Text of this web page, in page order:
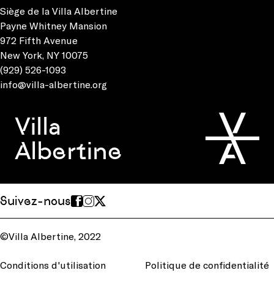
Siège de la Villa Albertine
Payne Whitney Mansion
972 Fifth Avenue
New York, NY 10075
(929) 526-1093
info@villa-albertine.org
Villa
Albertine
Suivez-nous
©Villa Albertine, 2022
Conditions d'utilisation Politique de confidentialité